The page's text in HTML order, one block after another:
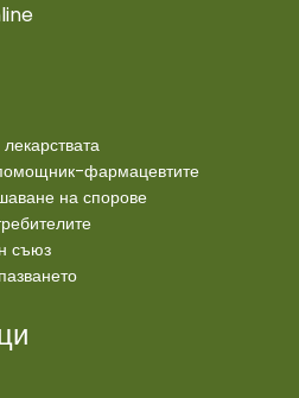
фармацевтите
на спорове
съюз